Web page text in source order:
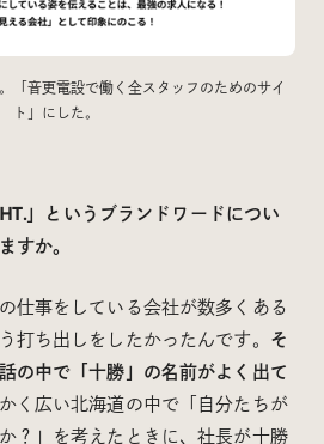
「音更電設で働く全スタッフのためのサイ
ト」にした。
」というブランドワードについ
すか。
仕事をしている会社が数多くある
打ち出しをしたかったんです。 そ
の中で「十勝」の名前がよく出て
く広い北海道の中で「自分たちが
？」を考えたときに、社長が十勝